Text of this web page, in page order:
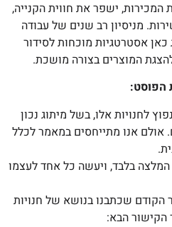
המכירות, ישפר את חווית הקנייה,
מניסיון רב שנים של עבודה
כאן אסטרטגיות מוכחות לסידור
המוצרים בצורה מושכת.
לחנויות אלו, בשל מיתוג נכון
אנו מתייחסים במאמר לכלל
המלצה בלבד, ויעשה כל אחד לעצמו
שכתבנו בנושא של חנויות
הקישור הבא: